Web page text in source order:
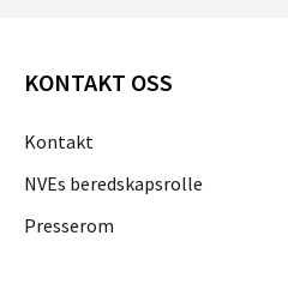
KONTAKT OSS
Kontakt
NVEs beredskapsrolle
Presserom